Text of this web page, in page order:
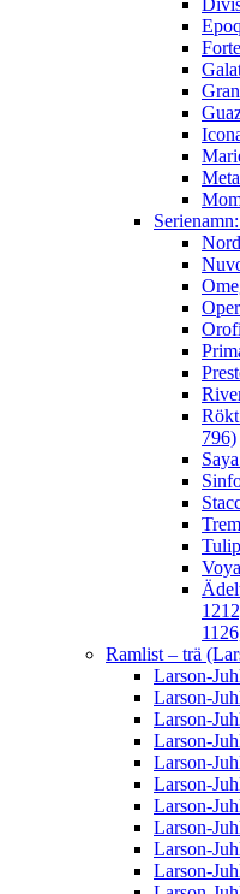
796)
Ramlist – trä
Larson-
Larson-
Larson-
Larson-
Larson-
Larson-
Larson-
Larson-
Larson-
Larson-